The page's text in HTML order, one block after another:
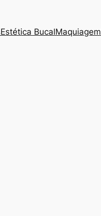
Estética BucalMaquiagem